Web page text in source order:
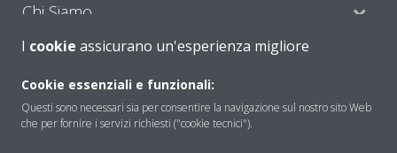
Chi Siamo
Soluzioni
I cookie assicurano un'esperienza migliore
Cookie essenziali e funzionali:
Questi sono necessari sia per consentire la navigazione sul nostro sito Web
che per fornire i servizi richiesti ("cookie tecnici").